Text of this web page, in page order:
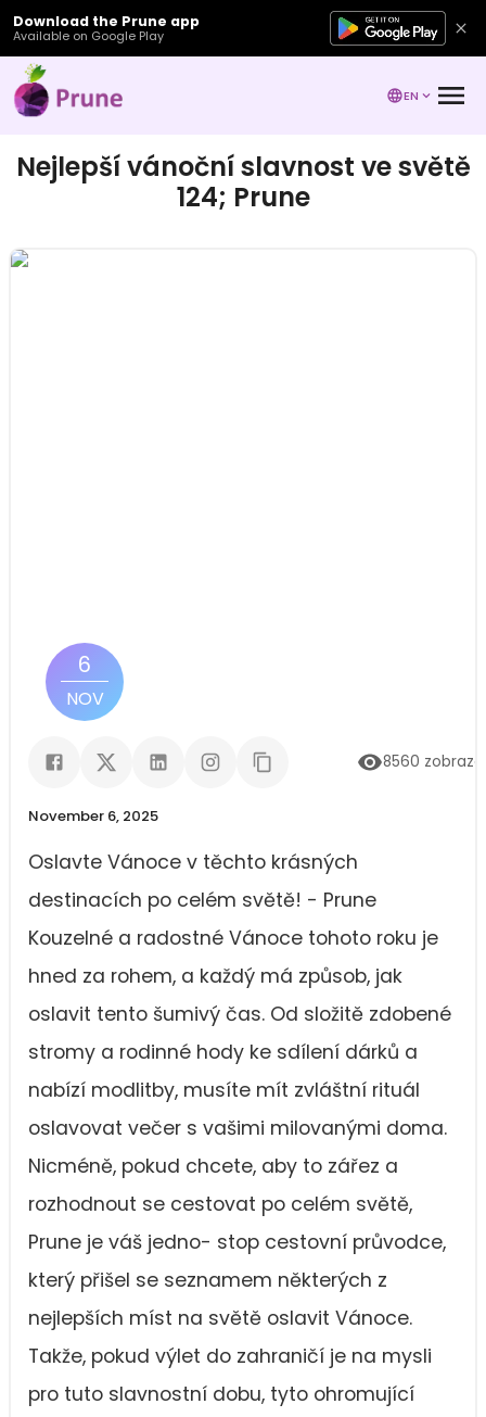
Download the Prune app
Available on Google Play
EN
Nejlepší vánoční slavnost ve světě
124; Prune
6
NOV
8560
November 6, 2025
Oslavte Vánoce v těchto krásných
destinacích po celém světě! - Prune
Kouzelné a radostné Vánoce tohoto roku je
hned za rohem, a každý má způsob, jak
oslavit tento šumivý čas. Od složitě zdobené
stromy a rodinné hody ke sdílení dárků a
nabízí modlitby, musíte mít zvláštní rituál
oslavovat večer s vašimi milovanými doma.
Nicméně, pokud chcete, aby to zářez a
rozhodnout se cestovat po celém světě,
Prune je váš jedno- stop cestovní průvodce,
který přišel se seznamem některých z
nejlepších míst na světě oslavit Vánoce.
Takže, pokud výlet do zahraničí je na mysli
pro tuto slavnostní dobu, tyto ohromující